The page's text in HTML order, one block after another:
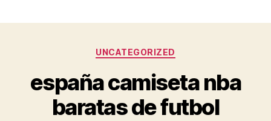
Categorías
UNCATEGORIZED
españa camiseta nba
baratas de futbol